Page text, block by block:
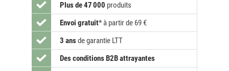
Plus de 47 000 produits
Envoi gratuit* à partir de 69 €
3 ansde garantie LTT
Des conditions B2B attrayantes